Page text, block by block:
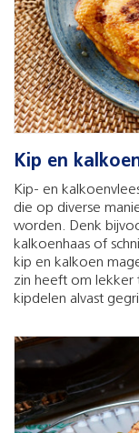
Kip en
Kip- en
die op diverse
worden. Denk
kalkoenhaas of
kip en kalkoen
zin heeft om lekker
kipdelen alvast